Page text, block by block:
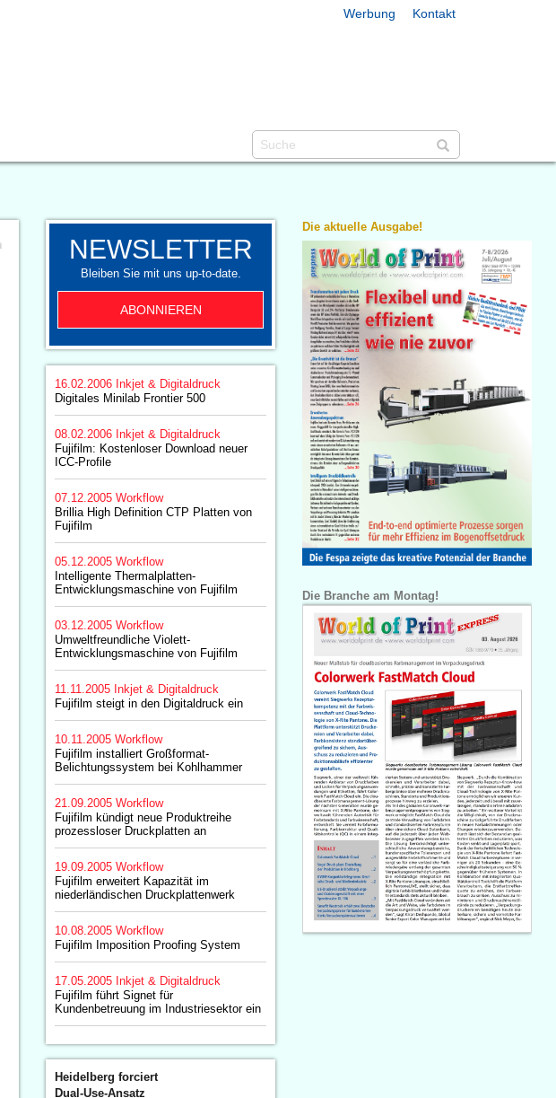
Werbung Kontakt
NEWSLETTER
Bleiben Sie mit uns up-to-date.
ABONNIEREN
16.02.2006 Inkjet & Digitaldruck
Digitales Minilab Frontier 500
08.02.2006 Inkjet & Digitaldruck
Fujifilm: Kostenloser Download neuer
ICC-Profile
07.12.2005 Workflow
Brillia High Definition CTP Platten von
Fujifilm
05.12.2005 Workflow
Intelligente Thermalplatten-
Entwicklungsmaschine von Fujifilm
03.12.2005 Workflow
Umweltfreundliche Violett-
Entwicklungsmaschine von Fujifilm
11.11.2005 Inkjet & Digitaldruck
Fujifilm steigt in den Digitaldruck ein
10.11.2005 Workflow
Fujifilm installiert Großformat-
Belichtungssystem bei Kohlhammer
21.09.2005 Workflow
Fujifilm kündigt neue Produktreihe
prozessloser Druckplatten an
19.09.2005 Workflow
Fujifilm erweitert Kapazität im
niederländischen Druckplattenwerk
10.08.2005 Workflow
Fujifilm Imposition Proofing System
17.05.2005 Inkjet & Digitaldruck
Fujifilm führt Signet für
Kundenbetreuung im Industriesektor ein
Heidelberg forciert
Dual-Use-Ansatz
Die aktuelle Ausgabe!
Die Branche am Montag!